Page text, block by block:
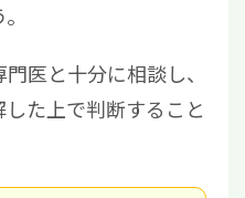
医と十分に相談し、
た上で判断すること